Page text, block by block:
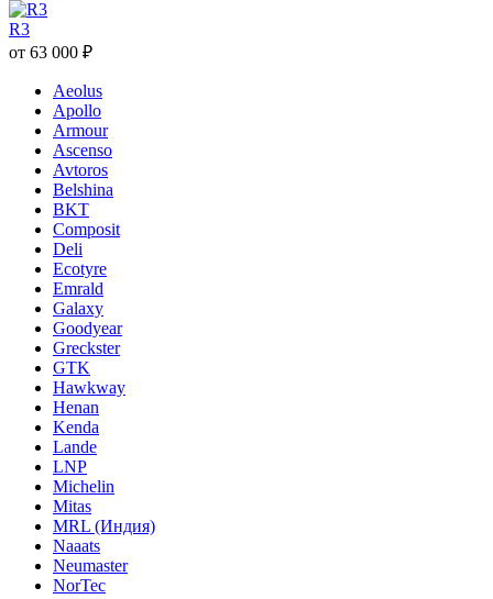
R3
от 63 000 ₽
Aeolus
Apollo
Armour
Ascenso
Avtoros
Belshina
BKT
Composit
Deli
Ecotyre
Emrald
Galaxy
Goodyear
Greckster
GTK
Hawkway
Henan
Kenda
Lande
LNP
Michelin
Mitas
MRL (Индия)
Naaats
Neumaster
NorTec